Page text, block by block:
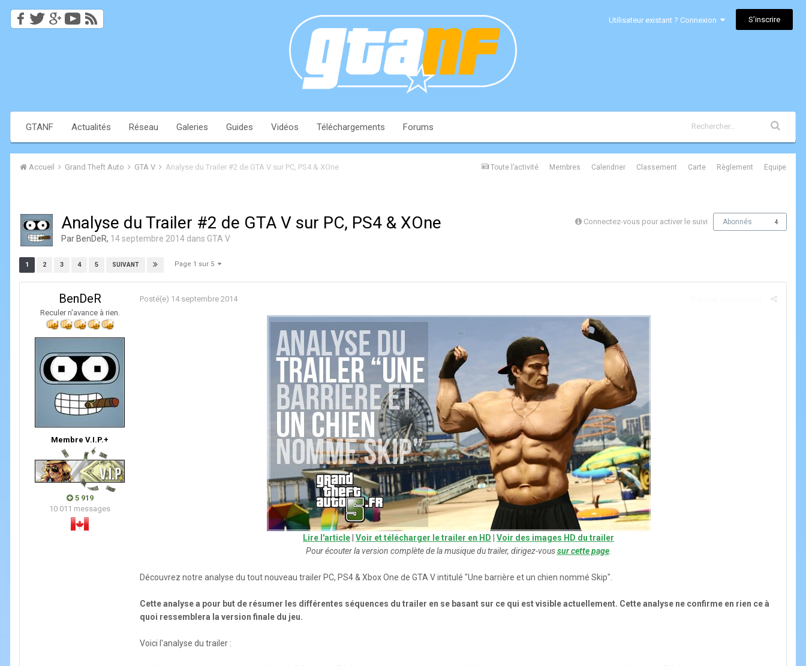
Utilisateur existant ? Connexion S’inscrire
GTANF Actualités Réseau Galeries Guides Vidéos Téléchargements Forums
Toute l’activité Membres Calendrier Classement Carte Règlement Équipe
Accueil Grand Theft Auto GTA V Analyse du Trailer #2 de GTA V sur PC, PS4 & XOne
Connectez-vous pour activer le suivi Abonnés 4
Analyse du Trailer #2 de GTA V sur PC, PS4 & XOne
Par BenDeR, 14 septembre 2014 dans GTA V
1 2 3 4 5 SUIVANT Page 1 sur 5
BenDeR
Reculer n'avance à rien.
Membre V.I.P.+
5 919
10 011 messages
Posté(e) 14 septembre 2014
Lire l'article| Voir et télécharger le trailer en HD | Voir des images HD du trailer
Pour écouter la version complète de la musique du trailer, dirigez-voussur cette page.
Découvrez notre analyse du tout nouveau trailer PC, PS4 & Xbox One de GTA V intitulé "Une barrière et un chien nommé Skip".
Cette analyse a pour but de résumer les différentes séquences du trailer en se basant sur ce qui est visible actuellement. Cette analyse ne confirme en rien ce à
quoi ressemblera la version finale du jeu.
Voici l'analyse du trailer :